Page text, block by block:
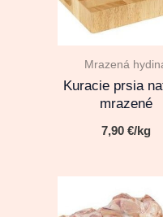
Mrazená
Kuracie prsia
mrazené
7,90 €/kg